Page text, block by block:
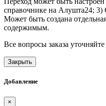
справочнике на Алушта24;
Может быть создана
содержимым.
Все вопросы заказа
Закрыть
Добавление
×